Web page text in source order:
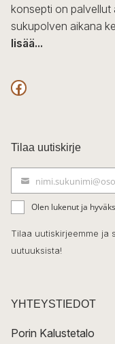
konsepti on palvellut
sukupolven aikana
lisää...
F
c
e
b
o
o
k
Tilaa uutiskirje
ä
h
k
t
Olen lukenut ja
Tilaa uutiskirjeemme ja
uutuuksista!
YHTEYSTIEDOT
Porin Kalustetalo